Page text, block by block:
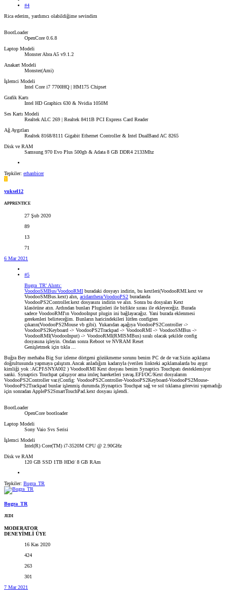
#4
Rica ederim, yardımcı olabildiğime sevindim
BootLoader
OpenCore 0.6.8
Laptop Modeli
Monster Abra A5 v9.1.2
Anakart Modeli
Monster(Ami)
İşlemci Modeli
Intel Core i7 7700HQ | HM175 Chipset
Grafik Kartı
Intel HD Graphics 630 & Nvidia 1050M
Ses Kartı Modeli
Realtek ALC 269 | Realtek 8411B PCI Express Card Reader
Ağ Aygıtları
Realtek 8168/8111 Gigabit Ethernet Controller & Intel DualBand AC 8265
Disk ve RAM
Samsung 970 Evo Plus 500gb & Adata 8 GB DDR4 2133Mhz
Tepkiler: erhanbicer
Y
yuksel12
APPRENTICE
27 Şub 2020
89
13
71
6 Mar 2021
#5
Bugra_TR' Alıntı:
VoodooSMBus/VoodooRMI buradaki dosyayı indirin, bu kextleri(VoodooRMI.kext ve
VoodooSMBus.kext) alın, acidanthera/VoodooPS2 buradanda
VoodooPS2Controller.kext dosyasını indirin ve alın. Sonra bu dosyaları Kext
klasörüne atın. Ardından bunları Pluginleri ile birlikte sırası ile ekleyeceğiz. Burada
sadece VoodooRMI'ın VoodooInput plugin ini bağlayacağız. Yani burada eklenmesi
gerekenleri belirteceğim. Bunların haricindekileri lütfen configten
çıkarın(VoodooPS2Mouse vb gibi). Yukarıdan aşağıya VoodooPS2Controller ->
VoodooPS2Keyboard -> VoodooPS2Trackpad -> VoodooRMI -> VoodooSMBus ->
VoodooRMI(VoodooInput) -> VoodooRMI(RMISMBus) sıralı olacak şekilde config
dosyasına işleyin. Ondan sonra Reboot ve NVRAM Reset
Genişletmek için tıkla ...
Buğra Bey merhaba Big Sur izleme dörtgeni gözükmeme sorunu benim PC de de var.Sizin açıklama
doğrultusunda yapmaya çalıştım.Ancak anladığım kadarıyla (verilen linkteki açıklamalarda bu aygıt
kimliği yok :ACPI\SNYA002 ) VoodooRMI Kext dosyası benim Synaptics Touchpatı desteklemiyor
sanki. Synaptics Touchpat çalışıyor ama imleç hareketleri yavaş.EFİ/OC/Kext dosyalarım
VoodooPS2Controller var.(Config: VoodooPS2Controller-VoodooPS2Keyboard-VoodooPS2Mouse-
VoodooPS2Trackpad bunlar işlenmiş durumda.)Synaptics Touchpat sağ ve sol tıklama görevini yapmadığı
için sonradan ApplePS2SmartTouchPad.kext dosyası işlendi.
BootLoader
OpenCore bootloader
Laptop Modeli
Sony Vaio Svs Serisi
İşlemci Modeli
Intel(R) Core(TM) i7-3520M CPU @ 2.90GHz
Disk ve RAM
120 GB SSD 1TB HDd/ 8 GB RAm
Tepkiler: Bugra_TR
Bugra_TR
JEDI
MODERATOR
DENEYİMLİ ÜYE
16 Kas 2020
424
263
301
7 Mar 2021